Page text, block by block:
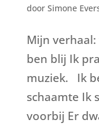
door Simone
Mijn
ben blij Ik
muziek. Ik
schaamte Ik
voorbij Er